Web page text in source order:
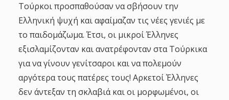
Τούρκοι προσπαθούσαν να σβήσουν την
Ελληνική ψυχή και αφαίμαζαν τις νέες γενιές με
το παιδομάζωμα. Έτσι, οι μικροί Έλληνες
εξισλαμίζονταν και ανατρέφονταν στα Τούρκικα
για να γίνουν γενίτσαροι και να πολεμούν
αργότερα τους πατέρες τους! Αρκετοί Έλληνες
δεν άντεξαν τη σκλαβιά και οι μορφωμένοι, οι